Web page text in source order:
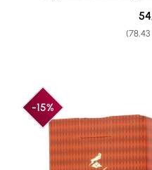
(78,43
-15%